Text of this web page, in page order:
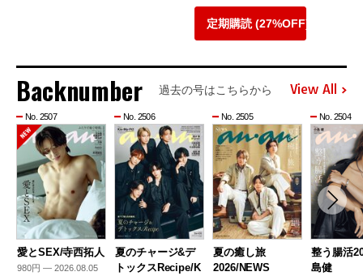
定期購読 (27%OFF)
Backnumber 過去の号はこちらから View All
No. 2507
愛とSEX/寺西拓人
980円 — 2026.08.05
No. 2506
夏のチャージ&デ
トックスRecipe/K
No. 2505
夏の癒し旅
2026/NEWS
No. 2504
整う腸活
島健